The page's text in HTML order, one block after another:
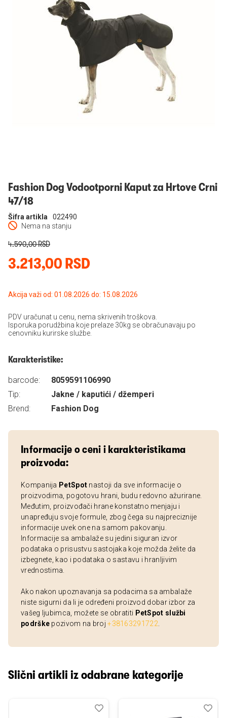
Fashion Dog Vodootporni Kaput za Hrtove Crni
47/18
Nema na stanju
Šifra artikla 022490
3.213,00 RSD
4.590,00 RSD
Akcija važi od: 01.08.2026 do: 15.08.2026
PDV uračunat u cenu, nema skrivenih troškova.
Isporuka porudžbina koje prelaze 30kg se obračunavaju po
cenovniku kurirske službe.
Karakteristike:
barcode:
8059591106990
Tip:
Jakne / kaputići / džemperi
Brend:
Fashion Dog
Informacije o ceni i karakteristikama
proizvoda:
Kompanija PetSpot nastoji da sve informacije o
proizvodima, pogotovu hrani, budu redovno ažurirane.
Međutim, proizvođači hrane konstatno menjaju i
unapređuju svoje formule, zbog čega su najpreciznije
informacije uvek one na samom pakovanju.
Informacije sa ambalaže su jedini siguran izvor
podataka o prisustvu sastojaka koje možda želite da
izbegnete, kao i podataka o sastavu i hranljivim
vrednostima.
Ako nakon upoznavanja sa podacima sa ambalaže
niste sigurni da li je određeni proizvod dobar izbor za
vašeg ljubimca, možete se obratiti PetSpot službi
podrške pozivom na broj+38163291722
Slični artikli iz odabrane kategorije
Dodaj
Uporedi